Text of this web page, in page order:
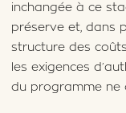
inchangée à ce
préserve et, dans
structure des
les exigences
du programme ne